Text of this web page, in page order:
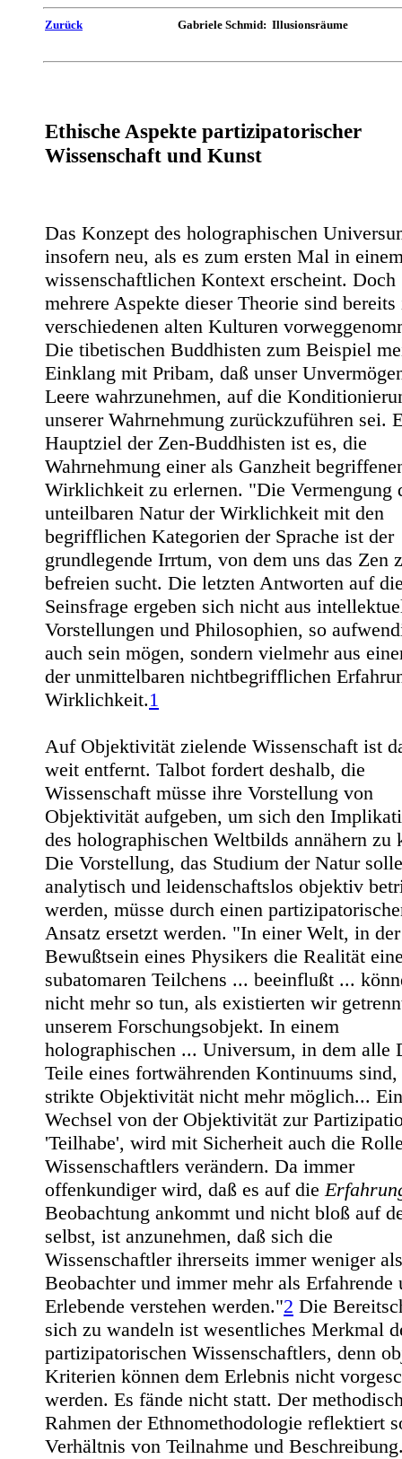
Zurück Gabriele Schmid: Illusionsräume
Ethische Aspekte partizipatorischer
Wissenschaft und Kunst
Das Konzept des holographischen
insofern neu, als es zum ersten Mal in
wissenschaftlichen Kontext erscheint. Doch
mehrere Aspekte dieser Theorie sind bereits
verschiedenen alten Kulturen
Die tibetischen Buddhisten zum Beispiel
Einklang mit Pribam, daß unser
Leere wahrzunehmen, auf die
unserer Wahrnehmung zurückzuführen sei.
Hauptziel der Zen-Buddhisten ist es, die
Wahrnehmung einer als Ganzheit
Wirklichkeit zu erlernen. "Die Vermengung
unteilbaren Natur der Wirklichkeit mit den
begrifflichen Kategorien der Sprache ist der
grundlegende Irrtum, von dem uns das Zen
befreien sucht. Die letzten Antworten auf
Seinsfrage ergeben sich nicht aus
Vorstellungen und Philosophien, so
auch sein mögen, sondern vielmehr aus
der unmittelbaren nichtbegrifflichen
Wirklichkeit.1
Auf Objektivität zielende Wissenschaft ist
weit entfernt. Talbot fordert deshalb, die
Wissenschaft müsse ihre Vorstellung von
Objektivität aufgeben, um sich den
des holographischen Weltbilds annähern zu
Die Vorstellung, das Studium der Natur solle
analytisch und leidenschaftslos objektiv
werden, müsse durch einen
Ansatz ersetzt werden. "In einer Welt, in
Bewußtsein eines Physikers die Realität
subatomaren Teilchens ... beeinflußt ...
nicht mehr so tun, als existierten wir
unserem Forschungsobjekt. In einem
holographischen ... Universum, in dem alle
Teile eines fortwährenden Kontinuums
strikte Objektivität nicht mehr möglich... Ein
Wechsel von der Objektivität zur
'Teilhabe', wird mit Sicherheit auch die
Wissenschaftlers verändern. Da immer
offenkundiger wird, daß es auf die
Beobachtung ankommt und nicht bloß auf
selbst, ist anzunehmen, daß sich die
Wissenschaftler ihrerseits immer weniger als
Beobachter und immer mehr als Erfahrende
Erlebende verstehen werden."2 Die
sich zu wandeln ist wesentliches Merkmal
partizipatorischen Wissenschaftlers, denn
Kriterien können dem Erlebnis nicht
werden. Es fände nicht statt. Der
Rahmen der Ethnomethodologie reflektiert
Verhältnis von Teilnahme und